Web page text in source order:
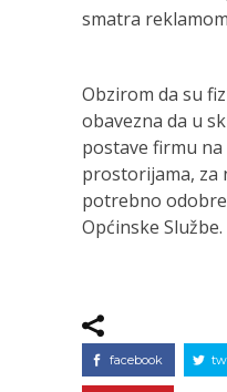
smatra
Obzirom da su
obavezna da u
postave firmu
prostorijama, za
potrebno
Općinske Službe.
facebook